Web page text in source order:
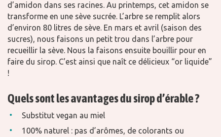
d’amidon dans ses racines. Au printemps, cet amidon se
transforme en une sève sucrée. L’arbre se remplit alors
d’environ 80 litres de sève. En mars et avril (saison des
sucres), nous faisons un petit trou dans l’arbre pour
recueillir la sève. Nous la faisons ensuite bouillir pour en
faire du sirop. C’est ainsi que naît ce délicieux “or liquide”
!
Quels sont les avantages du sirop d’érable ?
Substitut vegan au miel
100% naturel : pas d’arômes, de colorants ou